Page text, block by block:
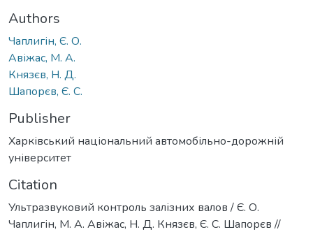
Authors
Чаплигін, Є. О.
Авіжас, М. А.
Князєв, Н. Д.
Шапорєв, Є. С.
Publisher
Харківський національний автомобільно-дорожній
університет
Citation
Ультразвуковий контроль залізних валов / Є. О.
Чаплигін, М. А. Авіжас, Н. Д. Князєв, Є. С. Шапорєв //